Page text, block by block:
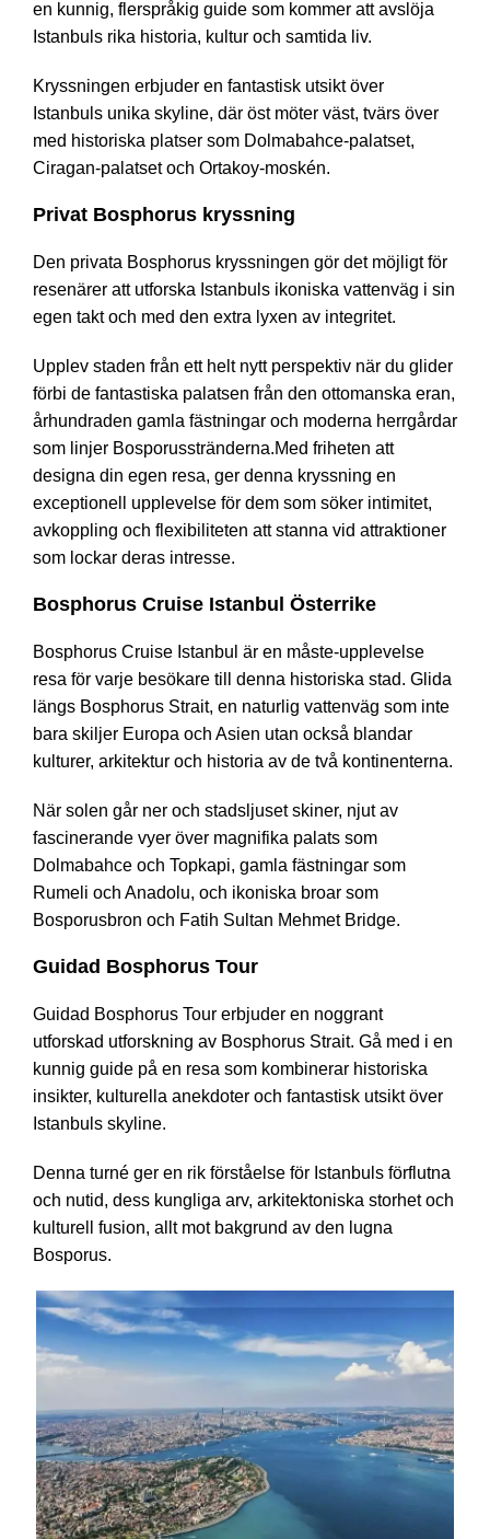
en kunnig, flerspråkig guide som kommer att avslöja
Istanbuls rika historia, kultur och samtida liv.
Kryssningen erbjuder en fantastisk utsikt över
Istanbuls unika skyline, där öst möter väst, tvärs över
med historiska platser som Dolmabahce-palatset,
Ciragan-palatset och Ortakoy-moskén.
Privat Bosphorus kryssning
Den privata Bosphorus kryssningen gör det möjligt för
resenärer att utforska Istanbuls ikoniska vattenväg i sin
egen takt och med den extra lyxen av integritet.
Upplev staden från ett helt nytt perspektiv när du glider
förbi de fantastiska palatsen från den ottomanska eran,
århundraden gamla fästningar och moderna herrgårdar
som linjer Bosporusstränderna.Med friheten att
designa din egen resa, ger denna kryssning en
exceptionell upplevelse för dem som söker intimitet,
avkoppling och flexibiliteten att stanna vid attraktioner
som lockar deras intresse.
Bosphorus Cruise Istanbul Österrike
Bosphorus Cruise Istanbul är en måste-upplevelse
resa för varje besökare till denna historiska stad. Glida
längs Bosphorus Strait, en naturlig vattenväg som inte
bara skiljer Europa och Asien utan också blandar
kulturer, arkitektur och historia av de två kontinenterna.
När solen går ner och stadsljuset skiner, njut av
fascinerande vyer över magnifika palats som
Dolmabahce och Topkapi, gamla fästningar som
Rumeli och Anadolu, och ikoniska broar som
Bosporusbron och Fatih Sultan Mehmet Bridge.
Guidad Bosphorus Tour
Guidad Bosphorus Tour erbjuder en noggrant
utforskad utforskning av Bosphorus Strait. Gå med i en
kunnig guide på en resa som kombinerar historiska
insikter, kulturella anekdoter och fantastisk utsikt över
Istanbuls skyline.
Denna turné ger en rik förståelse för Istanbuls förflutna
och nutid, dess kungliga arv, arkitektoniska storhet och
kulturell fusion, allt mot bakgrund av den lugna
Bosporus.